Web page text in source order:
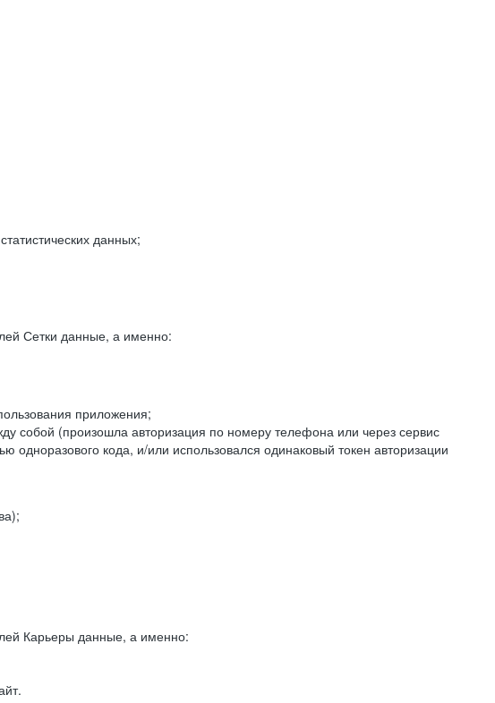
данных;
Сетки данные, а именно:
приложения;
собой (произошла авторизация по номеру телефона или через сервис
кода, и/или использовался одинаковый токен авторизации
Карьеры данные, а именно: